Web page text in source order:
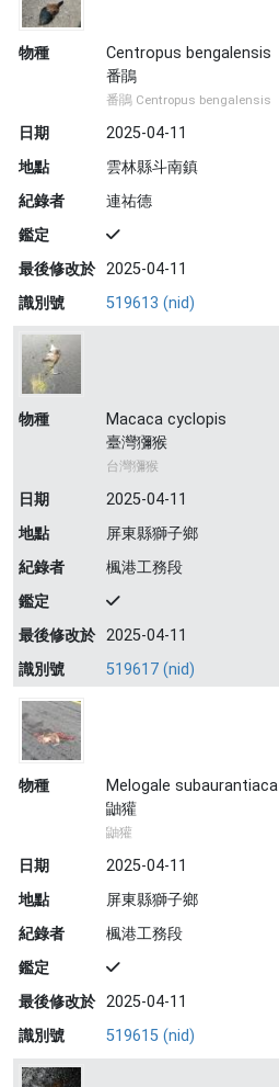
物種
Centropus bengalensis
番鵑
番鵑 Centropus bengalensis
日期
2025-04-11
地點
雲林縣斗南鎮
紀錄者
連祐德
鑑定
最後修改於 2025-04-11
識別號
519613 (nid)
物種
Macaca cyclopis
臺灣獼猴
台灣獼猴
日期
2025-04-11
地點
屏東縣獅子鄉
紀錄者
楓港工務段
鑑定
最後修改於 2025-04-11
識別號
519617 (nid)
物種
Melogale subaurantiaca
鼬獾
鼬獾
日期
2025-04-11
地點
屏東縣獅子鄉
紀錄者
楓港工務段
鑑定
最後修改於 2025-04-11
識別號
519615 (nid)